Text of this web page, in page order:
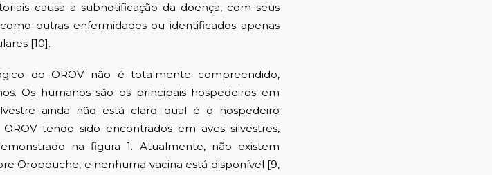
causa a subnotificação da doença, com seus
outras enfermidades ou identificados apenas
[10].
OROV não é totalmente compreendido,
Os humanos são os principais hospedeiros em
ainda não está claro qual é o hospedeiro
tendo sido encontrados em aves silvestres,
na figura 1. Atualmente, não existem
Oropouche, e nenhuma vacina está disponível [9,